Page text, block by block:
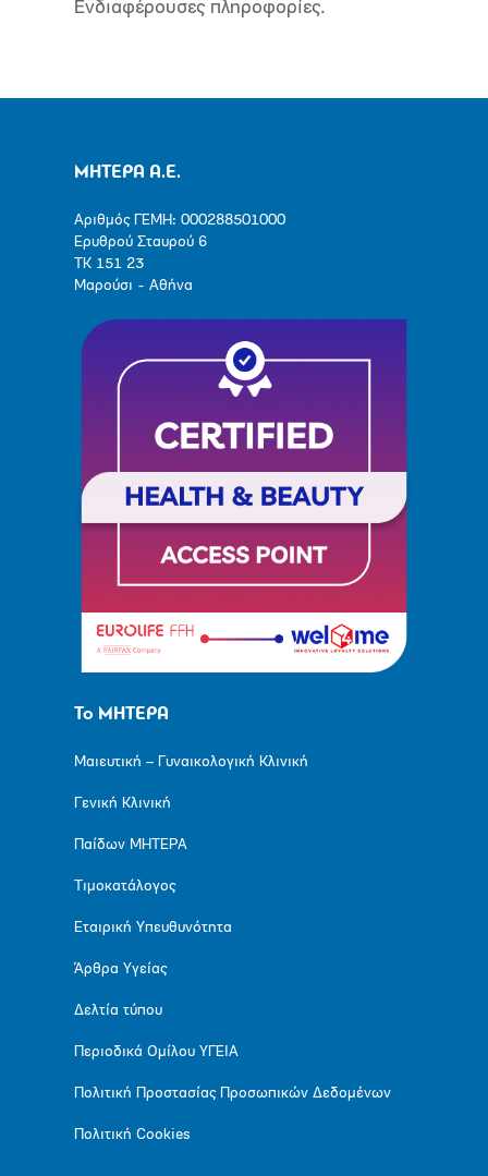
Ενδιαφέρουσες πληροφορίες.
ΜΗΤΕΡΑ Α.Ε.
Αριθμός ΓΕΜΗ: 000288501000
Ερυθρού Σταυρού 6
ΤΚ 151 23
Μαρούσι - Αθήνα
Το ΜΗΤΕΡΑ
Μαιευτική – Γυναικολογική Κλινική
Γενική Κλινική
Παίδων ΜΗΤΕΡΑ
Τιμοκατάλογος
Εταιρική Υπευθυνότητα
Άρθρα Υγείας
Δελτία τύπου
Περιοδικά Ομίλου ΥΓΕΙΑ
Πολιτική Προστασίας Προσωπικών Δεδομένων
Πολιτική Cookies